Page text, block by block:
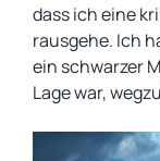
dass ich eine
rausgehe. Ich
ein schwarzer
Lage war,